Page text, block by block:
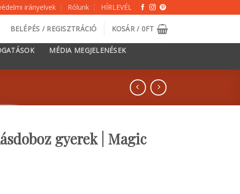
irányelvek Rólunk HÍRLEVÉL
BELÉPÉS / REGISZTRÁCIÓ KOSÁR / 0FT
MÉDIA MEGJELENÉSEK
gyerek | Magic